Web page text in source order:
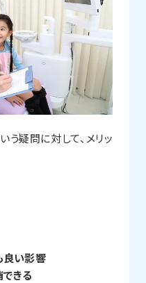
う疑問に対して、メリッ
良い影響
きる